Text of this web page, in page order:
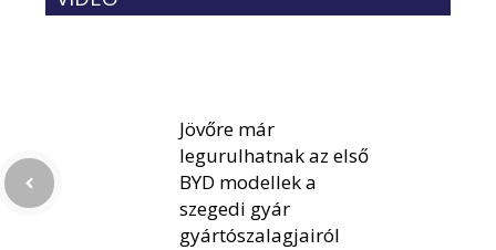
Jövőre már
legurulhatnak az első
BYD modellek a
szegedi gyár
gyártószalagjairól